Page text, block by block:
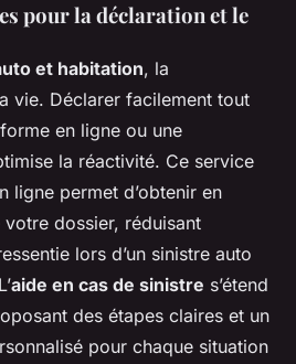
pour la déclaration et le
et habitation, la
vie. Déclarer facilement tout
en ligne ou une
la réactivité. Ce service
ligne permet d’obtenir en
dossier, réduisant
lors d’un sinistre auto
aide en cas de sinistre s’étend
des étapes claires et un
pour chaque situation